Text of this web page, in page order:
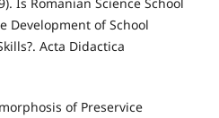
Development of School
Acta Didactica
of Preservice